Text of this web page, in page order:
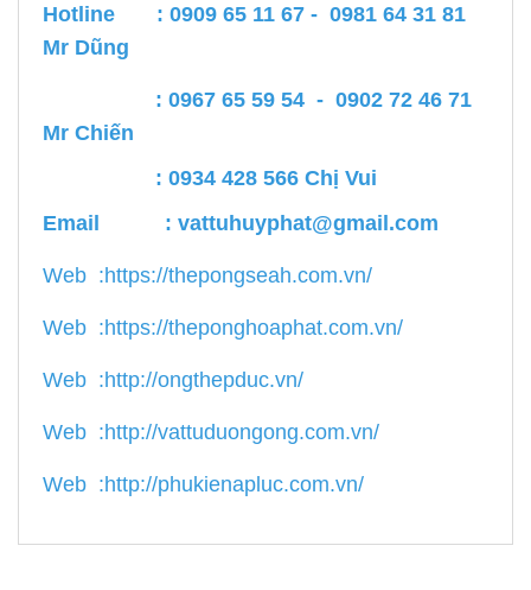
Hotline : 0909 65 11 67 - 0981 64 31 81
Mr Dũng
: 0967 65 59 54 - 0902 72 46 71
Mr Chiến
: 0934 428 566 Chị Vui
Email : vattuhuyphat@gmail.com
Web :https://thepongseah.com.vn/
Web :https://theponghoaphat.com.vn/
Web :http://ongthepduc.vn/
Web :http://vattuduongong.com.vn/
Web :http://phukienapluc.com.vn/